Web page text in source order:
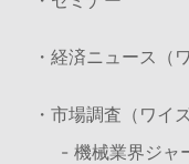
・経済ニュース（
・市場調査（ワイ
- 機械業界ジャ